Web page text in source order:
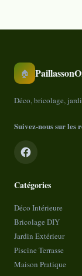
🏠
Déco, bricolage,
Suivez-nous sur les
Catégories
Déco Intérieure
Bricolage DIY
Jardin Extérieur
Piscine Terrasse
Maison Pratique